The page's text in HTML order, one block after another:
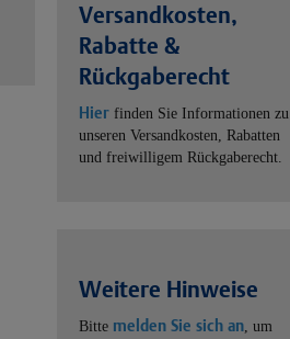
Versandkosten,
Rabatte &
Rückgaberecht
Hier finden Sie Informationen zu
unseren Versandkosten, Rabatten
und freiwilligem Rückgaberecht.
Weitere Hinweise
Bitte melden Sie sich an, um